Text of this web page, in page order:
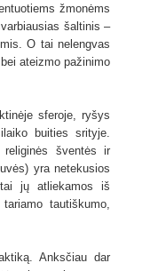
žmonėms
šaltinis –
O tai nelengvas
ateizmo pažinimo
sferoje, ryšys
buities srityje.
religinės šventės ir
yra netekusios
jų atliekamos iš
tautiškumo,
Anksčiau dar